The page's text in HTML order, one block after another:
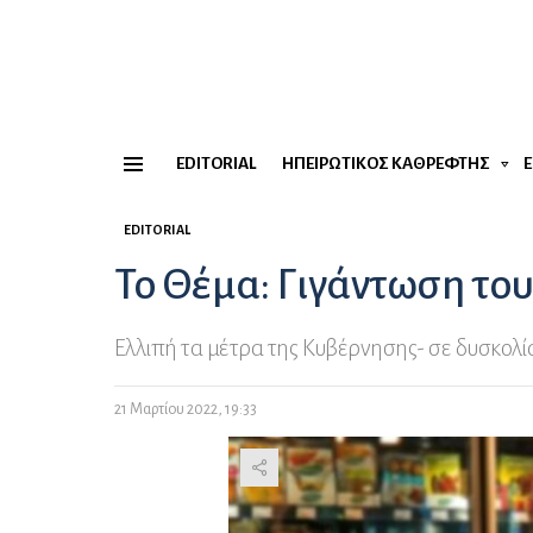
EDITORIAL ΗΠΕΙΡΏΤΙΚΟΣ ΚΑΘΡΈΦΤΗΣ
EDITORIAL
Το Θέμα: Γιγάντωση
Ελλιπή τα μέτρα της Κυβέρνησης- σε
21 Μαρτίου 2022, 19:33